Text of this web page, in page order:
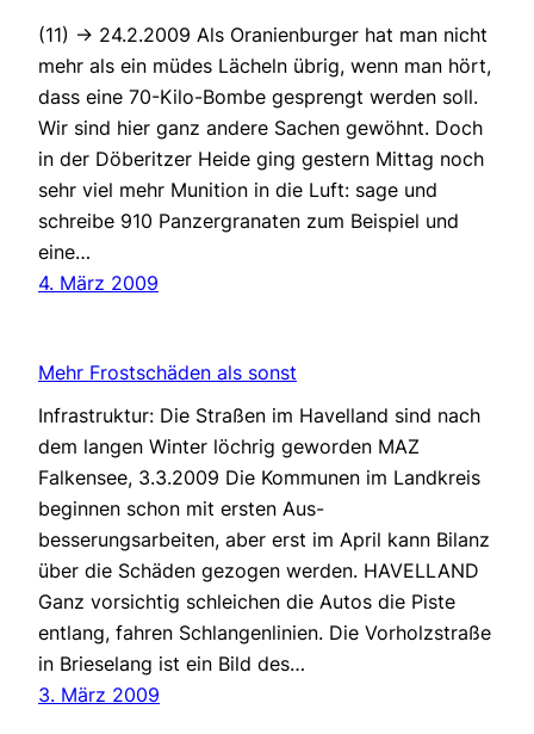
(11) -> 24.2.2009 Als Oranienburger hat man nicht
mehr als ein müdes Lächeln übrig, wenn man hört,
dass eine 70-Kilo-Bombe gesprengt werden soll.
Wir sind hier ganz andere Sachen gewöhnt. Doch
in der Döberitzer Heide ging gestern Mittag noch
sehr viel mehr Munition in die Luft: sage und
schreibe 910 Panzergranaten zum Beispiel und
eine…
4. März 2009
Mehr Frostschäden als sonst
Infrastruktur: Die Straßen im Havelland sind nach
dem langen Winter löchrig geworden MAZ
Falkensee, 3.3.2009 Die Kommunen im Landkreis
beginnen schon mit ersten Aus-
besserungsarbeiten, aber erst im April kann Bilanz
über die Schäden gezogen werden. HAVELLAND
Ganz vorsichtig schleichen die Autos die Piste
entlang, fahren Schlangenlinien. Die Vorholzstraße
in Brieselang ist ein Bild des…
3. März 2009